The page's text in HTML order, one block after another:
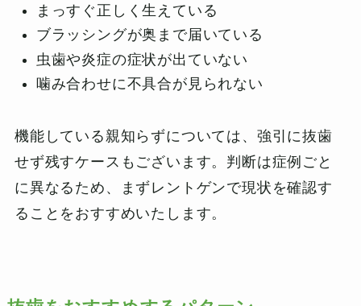
まっすぐ正しく生えている
ブラッシングが奥まで届いている
虫歯や炎症の症状が出ていない
噛み合わせに不具合が見られない
機能している親知らずについては、強引に抜歯
せず残すケースもございます。判断は症例ごと
に異なるため、まずレントゲンで現状を確認す
ることをおすすめいたします。